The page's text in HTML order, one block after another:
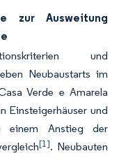
zur Ausweitung
und
Neubaustarts im
Verde e Amarela
Einsteigerhäuser und
einem Anstieg der
[1]. Neubauten